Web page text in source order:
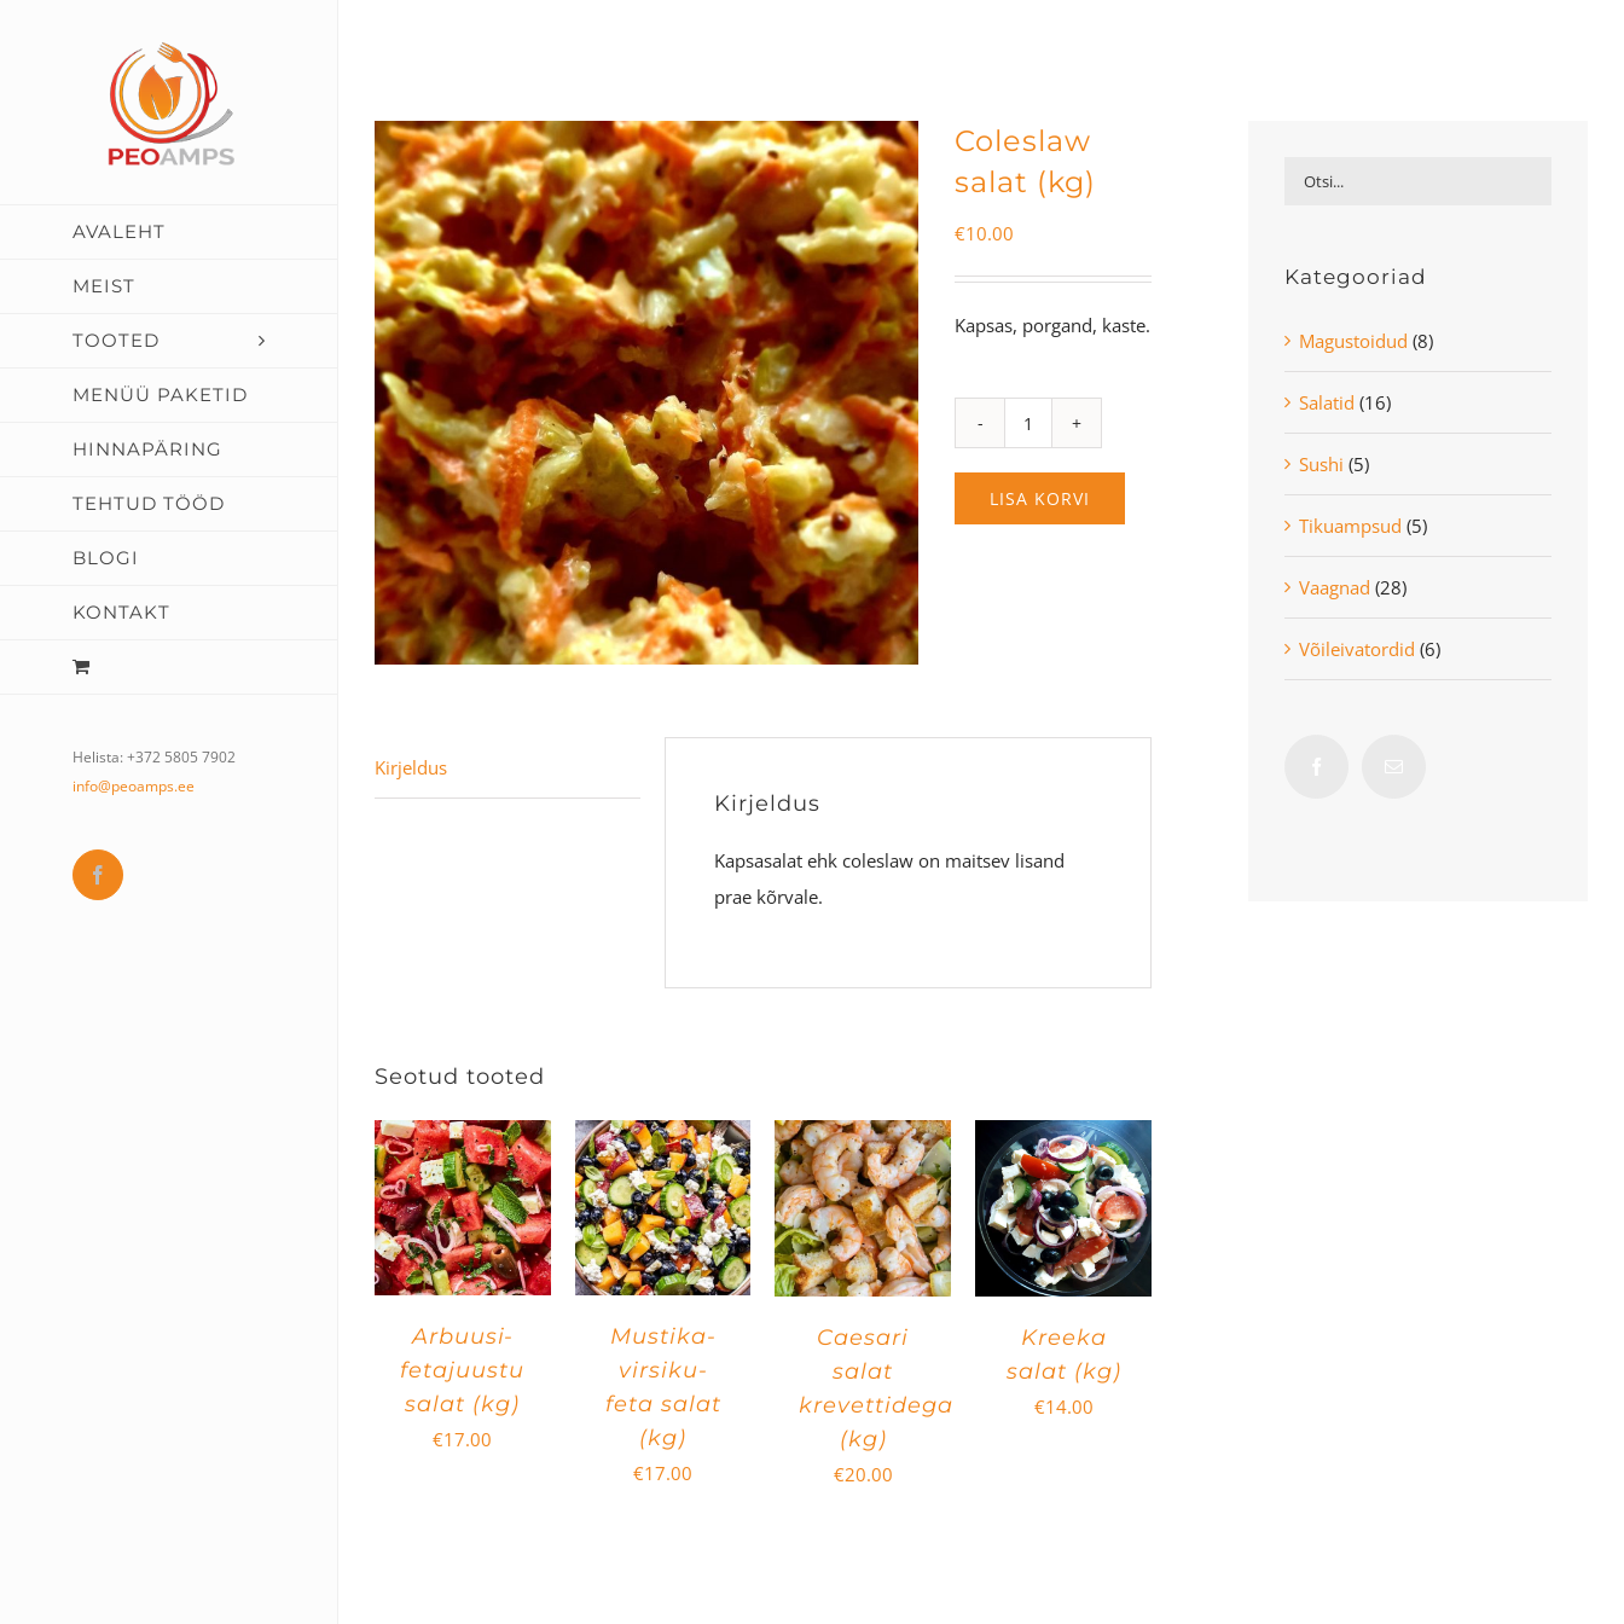
AVALEHT
MEIST
TOOTED
MENÜÜ PAKETID
HINNAPÄRING
TEHTUD TÖÖD
BLOGI
KONTAKT
Helista: +372 5805 7902
info@peoamps.ee
Facebook
Coleslaw
salat (kg)
€10.00
Kapsas, porgand, kaste.
Coleslaw
salat
(kg)
kogus
LISA KORVI
Kirjeldus
Kirjeldus
Kapsasalat ehk coleslaw on maitsev lisand
prae kõrvale.
Seotud tooted
Arbuusi-
fetajuustu
salat (kg)
€17.00
Mustika-
virsiku-
feta salat
(kg)
€17.00
Caesari
salat
krevettidega
(kg)
€20.00
Kreeka
salat (kg)
€14.00
Kategooriad
Magustoidud (8)
Salatid (16)
Sushi (5)
Tikuampsud (5)
Vaagnad (28)
Võileivatordid (6)